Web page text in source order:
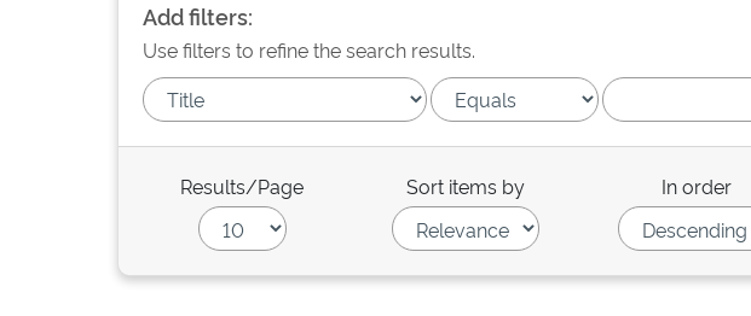
Add filters:
Use filters to refine the search results.
Results/Page Sort items by In order